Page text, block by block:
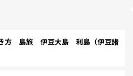
方 島旅 伊豆大島 利島（伊豆諸